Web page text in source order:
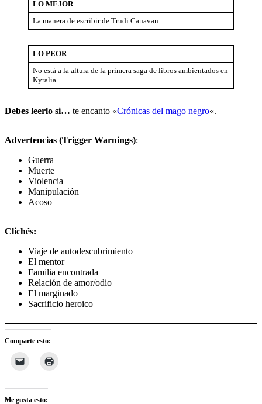
LO MEJOR
La manera de escribir de Trudi Canavan.
LO PEOR
No está a la altura de la primera saga de libros ambientados en
Kyralia.
Debes leerlo si… te encanto «Crónicas del mago negro«.
Advertencias (Trigger Warnings):
Guerra
Muerte
Violencia
Manipulación
Acoso
Clichés:
Viaje de autodescubrimiento
El mentor
Familia encontrada
Relación de amor/odio
El marginado
Sacrificio heroico
Comparte esto:
Me gusta esto: